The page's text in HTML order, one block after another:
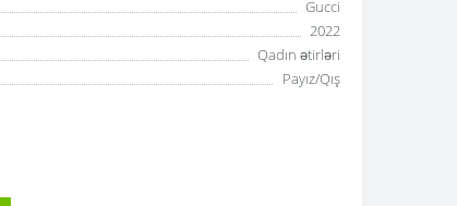
Gucci
2022
Qadın ətirləri
Payız/Qış